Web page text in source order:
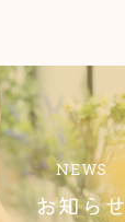
NEWS
お知らせ